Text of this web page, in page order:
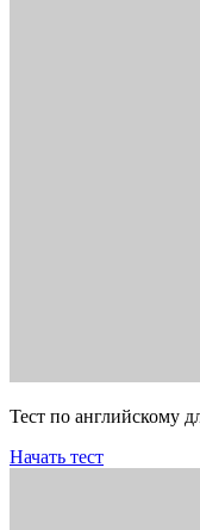
Тест по английскому
Начать тест